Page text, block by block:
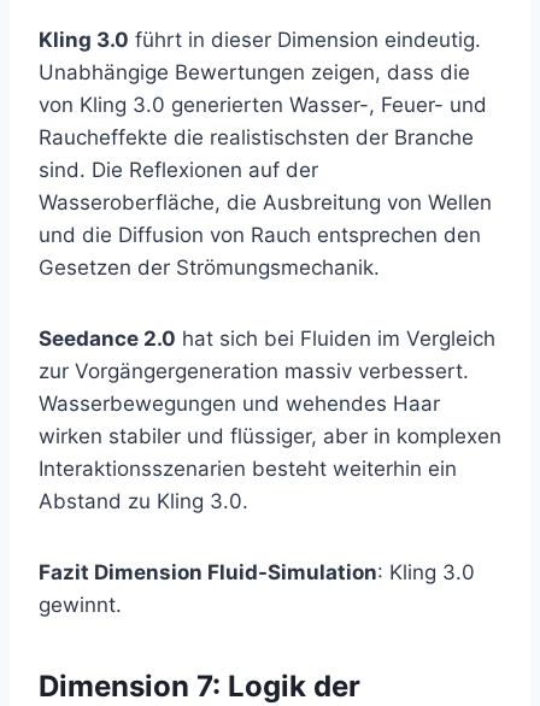
Kling 3.0 führt in dieser Dimension eindeutig.
Unabhängige Bewertungen zeigen, dass die
von Kling 3.0 generierten Wasser-, Feuer- und
Raucheffekte die realistischsten der Branche
sind. Die Reflexionen auf der
Wasseroberfläche, die Ausbreitung von Wellen
und die Diffusion von Rauch entsprechen den
Gesetzen der Strömungsmechanik.
Seedance 2.0 hat sich bei Fluiden im Vergleich
zur Vorgängergeneration massiv verbessert.
Wasserbewegungen und wehendes Haar
wirken stabiler und flüssiger, aber in komplexen
Interaktionsszenarien besteht weiterhin ein
Abstand zu Kling 3.0.
Fazit Dimension Fluid-Simulation: Kling 3.0
gewinnt.
Dimension 7: Logik der